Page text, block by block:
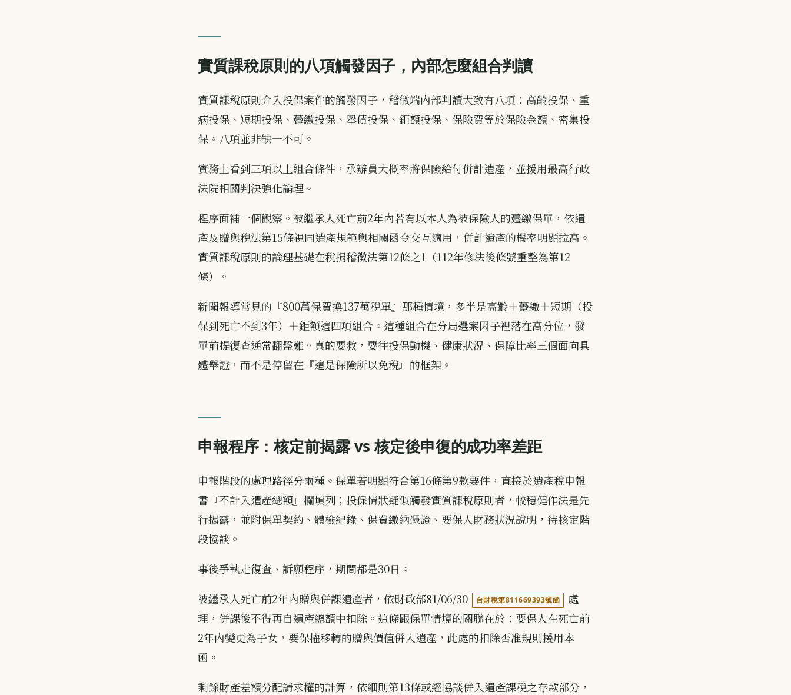
實質課稅原則的八項觸發因子，內部怎麼組合判讀
實質課稅原則介入投保案件的觸發因子，稽徵端內部判讀大致有八項：高齡投保、重
病投保、短期投保、躉繳投保、舉債投保、鉅額投保、保險費等於保險金額、密集投
保。八項並非缺一不可。
實務上看到三項以上組合條件，承辦員大概率將保險給付併計遺產，並援用最高行政
法院相關判決強化論理。
程序面補一個觀察。被繼承人死亡前2年內若有以本人為被保險人的躉繳保單，依遺
產及贈與稅法第15條視同遺產規範與相關函令交互適用，併計遺產的機率明顯拉高。
實質課稅原則的論理基礎在稅捐稽徵法第12條之1（112年修法後條號重整為第12
條）。
新聞報導常見的『800萬保費換137萬稅單』那種情境，多半是高齡＋躉繳＋短期（投
保到死亡不到3年）＋鉅額這四項組合。這種組合在分局選案因子裡落在高分位，發
單前提復查通常翻盤難。真的要救，要往投保動機、健康狀況、保障比率三個面向具
體舉證，而不是停留在『這是保險所以免稅』的框架。
申報程序：核定前揭露 vs 核定後申復的成功率差距
申報階段的處理路徑分兩種。保單若明顯符合第16條第9款要件，直接於遺產稅申報
書『不計入遺產總額』欄填列；投保情狀疑似觸發實質課稅原則者，較穩健作法是先
行揭露，並附保單契約、體檢紀錄、保費繳納憑證、要保人財務狀況說明，待核定階
段協談。
事後爭執走復查、訴願程序，期間都是30日。
被繼承人死亡前2年內贈與併課遺產者，依財政部81/06/30
台財稅第811669393號函
處
理，併課後不得再自遺產總額中扣除。這條跟保單情境的關聯在於：要保人在死亡前
2年內變更為子女，要保權移轉的贈與價值併入遺產，此處的扣除否准規則援用本
函。
剩餘財產差額分配請求權的計算，依細則第13條或經協談併入遺產課稅之存款部分，